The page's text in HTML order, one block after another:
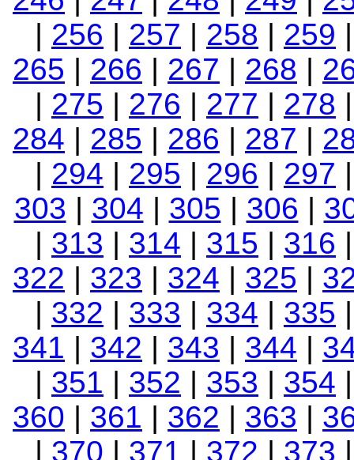
| 256 | 257 | 258 | 259
265 | 266 | 267 | 268 |
| 275 | 276 | 277 | 278
284 | 285 | 286 | 287 |
| 294 | 295 | 296 | 297
303 | 304 | 305 | 306 |
| 313 | 314 | 315 | 316
322 | 323 | 324 | 325 |
| 332 | 333 | 334 | 335
341 | 342 | 343 | 344 |
| 351 | 352 | 353 | 354
360 | 361 | 362 | 363 |
| 370 | 371 | 372 | 373